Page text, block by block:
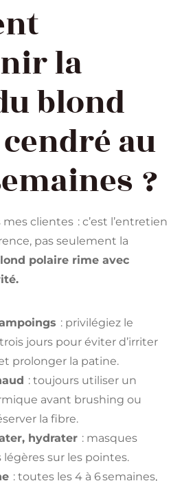
la
blond
au
?
clientes : c’est l’entretien
pas seulement la
polaire rime avec
: privilégiez le
jours pour éviter d’irriter
prolonger la patine.
: toujours utiliser un
avant brushing ou
la fibre.
hydrater : masques
sur les pointes.
: toutes les 4 à 6 semaines,